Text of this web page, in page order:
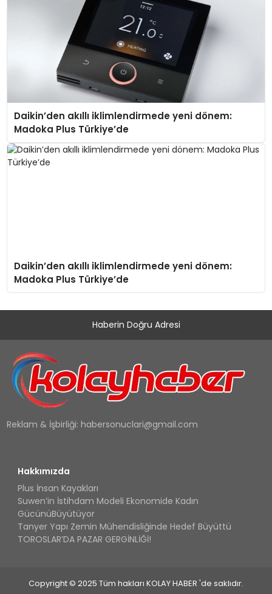
Daikin’den akıllı iklimlendirmede yeni dönem:
Madoka Plus Türkiye’de
Daikin’den akıllı iklimlendirmede yeni dönem:
Madoka Plus Türkiye’de
Haberin Doğru Adresi
Reklam & İşbirliği: habersonuclari@gmail.com
Hakkımızda
Plus İnsan Kayakları
Suwen’in İstihdam Modeli Ekonomide Kadın
GücünüBüyütüyor
Tanyer Yapı Zemin Mühendisliğinde Hedef Büyüttü
TOROSLAR’DA PAZAR GERGİNLİĞİ!
Copyright © 2025 Tüm hakları KOLAY HABER 'de saklıdır.